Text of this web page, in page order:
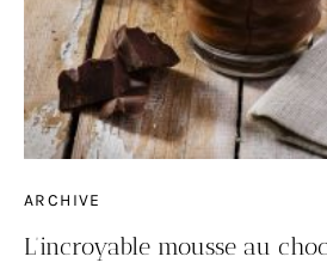
ARCHIVE
L’incroyable mousse au